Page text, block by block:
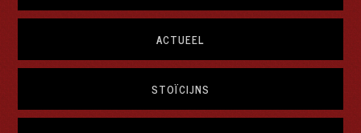
ACTUEEL
STOÏCIJNS